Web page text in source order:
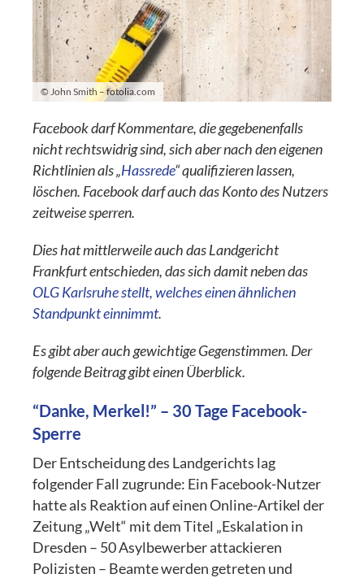
© John Smith – fotolia.com
Facebook darf Kommentare, die gegebenenfalls
nicht rechtswidrig sind, sich aber nach den eigenen
Richtlinien als „Hassrede“ qualifizieren lassen,
löschen. Facebook darf auch das Konto des Nutzers
zeitweise sperren.
Dies hat mittlerweile auch das Landgericht
Frankfurt entschieden, das sich damit neben das
OLG Karlsruhe stellt, welches einen ähnlichen
Standpunkt einnimmt.
Es gibt aber auch gewichtige Gegenstimmen. Der
folgende Beitrag gibt einen Überblick.
“Danke, Merkel!” – 30 Tage Facebook-
Sperre
Der Entscheidung des Landgerichts lag
folgender Fall zugrunde: Ein Facebook-Nutzer
hatte als Reaktion auf einen Online-Artikel der
Zeitung „Welt“ mit dem Titel „Eskalation in
Dresden – 50 Asylbewerber attackieren
Polizisten – Beamte werden getreten und